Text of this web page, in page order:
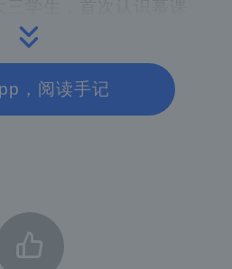
神秘性和吸引力所震撼。
程相关的资料，并在各大
，课程丰富，由浅入深的
作人员，在工作中有越
材料。因此，老师通过慕
经验，
，阅读手记